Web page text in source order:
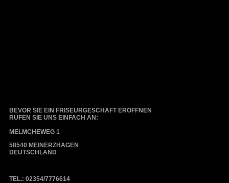
BEVOR SIE EIN FRISEURGESCHÄFT ERÖFFNEN
RUFEN SIE UNS EINFACH AN:
MELMCHEWEG 1
58540 MEINERZHAGEN
DEUTSCHLAND
TEL.: 02354/7776614